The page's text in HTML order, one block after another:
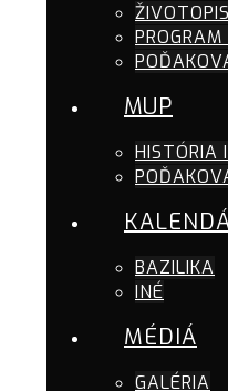
ŽIVOTOPIS
MUP
HISTÓRIA
BAZILIKA
INÉ
MÉDIÁ
GALÉRIA